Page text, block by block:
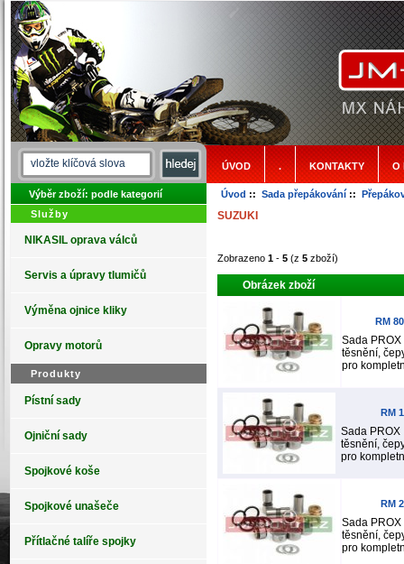
ÚVOD . KONTAKTY O
Výběr zboží: podle kategorií
Služby
NIKASIL oprava válců
Servis a úpravy tlumičů
Výměna ojnice kliky
Opravy motorů
Produkty
Pístní sady
Ojniční sady
Spojkové koše
Spojkové unašeče
Přítlačné talíře spojky
Úvod :: Sada přepákování::
SUZUKI
Zobrazeno 1- 5(z 5zboží)
Obrázek zboží
RM
Sada
těsnění,
pro
RM
Sada
těsnění,
pro
RM
Sada
těsnění,
pro